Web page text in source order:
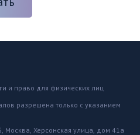
и право для физических лиц
разрешена только с указанием
Москва, Херсонская улица, дом 41а